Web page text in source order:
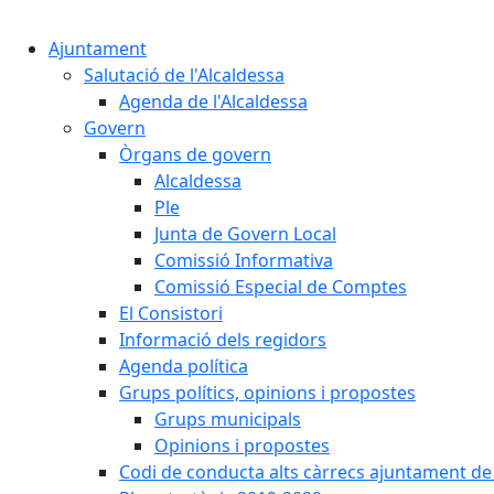
Ajuntament
Salutació de l'Alcaldessa
Agenda de l'Alcaldessa
Govern
Òrgans de govern
Alcaldessa
Ple
Junta de Govern Local
Comissió Informativa
Comissió Especial de Comptes
El Consistori
Informació dels regidors
Agenda política
Grups polítics, opinions i propostes
Grups municipals
Opinions i propostes
Codi de conducta alts càrrecs ajuntament